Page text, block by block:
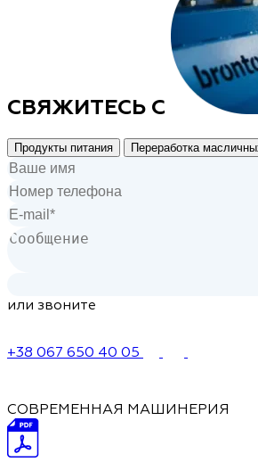
СВЯЖИТЕСЬ С
Продукты питания Переработка
или звоните
+38 067 650 40 05
СОВРЕМЕННАЯ МАШИНЕРИЯ